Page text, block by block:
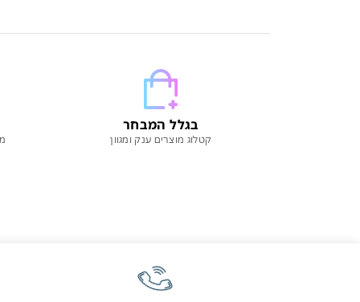
בגלל המבחר
קטלוג מוצרים ענק ומגוון